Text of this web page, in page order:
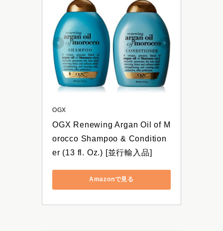
OGX
OGX Renewing Argan Oil of M
orocco Shampoo & Condition
er (13 fl. Oz.) [並行輸入品]
Amazonで見る